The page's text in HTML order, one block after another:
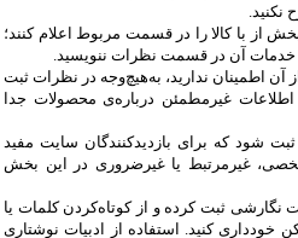
نکنید.
از با کالا را در قسمت مربوط اعلام کنند؛
خدمات آن در قسمت نظرات ننویسید.
آن اطمینان ندارید، به‌هیچ‌وجه در نظرات ثبت
اطلاعات غیرمطمئن درباره‌ی محصولات جدا
شود که برای بازدیدکنندگان سایت مفید
غیرمرتبط یا غیرضروری در این بخش
ثبت کرده و از کوتاه‌کردن کلمات یا
خودداری کنید. استفاده از ادبیات نوشتاری